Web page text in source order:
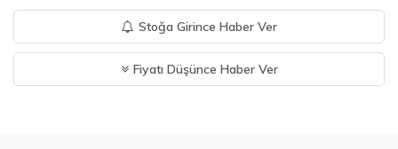
Stoğa Girince Haber Ver
Fiyatı Düşünce Haber Ver